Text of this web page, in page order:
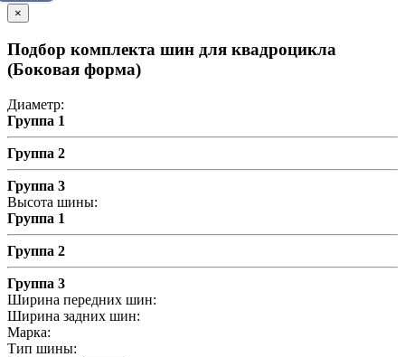
×
Подбор комплекта шин для квадроцикла
(Боковая форма)
Диаметр:
Группа 1
Группа 2
Группа 3
Высота шины:
Группа 1
Группа 2
Группа 3
Ширина передних шин:
Ширина задних шин:
Марка:
Тип шины: